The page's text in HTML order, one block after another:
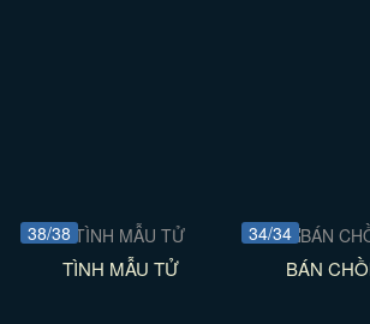
38/38
TÌNH MẪU TỬ
34/34
BÁN